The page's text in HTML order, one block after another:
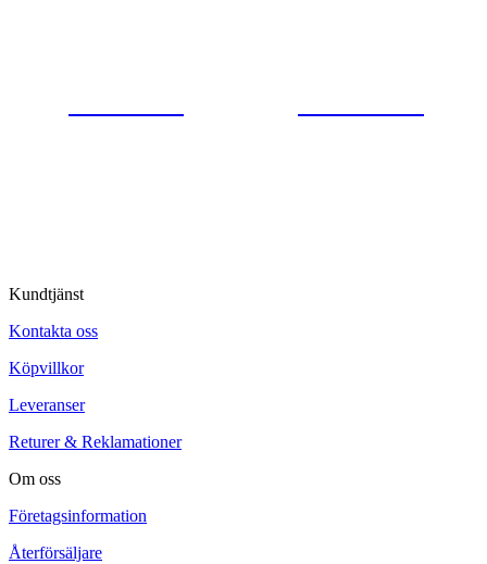
Kundtjänst
Kontakta oss
Köpvillkor
Leveranser
Returer & Reklamationer
Om oss
Företagsinformation
Återförsäljare